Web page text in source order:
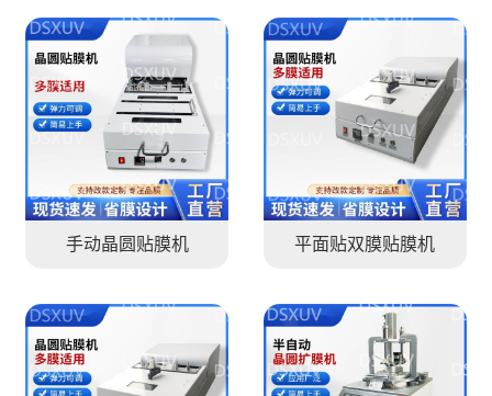
手动晶圆贴膜机 平面贴双膜贴膜机